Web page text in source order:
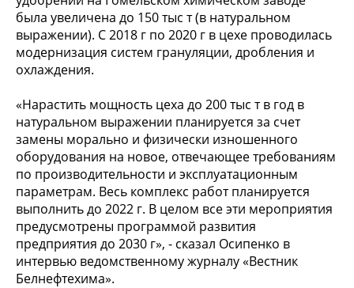
была увеличена до 150 тыс т (в натуральном
выражении). С 2018 г по 2020 г в цехе проводилась
модернизация систем грануляции, дробления и
охлаждения.
«Нарастить мощность цеха до 200 тыс т в год в
натуральном выражении планируется за счет
замены морально и физически изношенного
оборудования на новое, отвечающее требованиям
по производительности и эксплуатационным
параметрам. Весь комплекс работ планируется
выполнить до 2022 г. В целом все эти мероприятия
предусмотрены программой развития
предприятия до 2030 г», - сказал Осипенко в
интервью ведомственному журналу «Вестник
Белнефтехима».